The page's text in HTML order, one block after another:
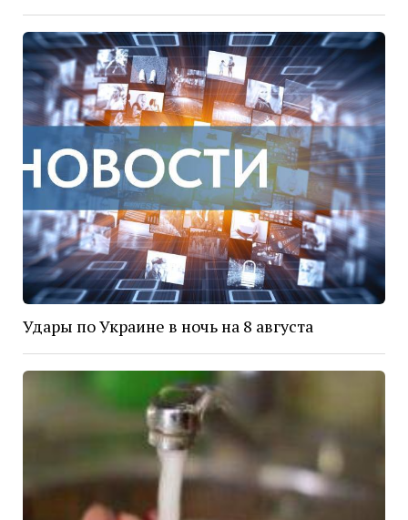
Удары по Украине в ночь на 8 августа